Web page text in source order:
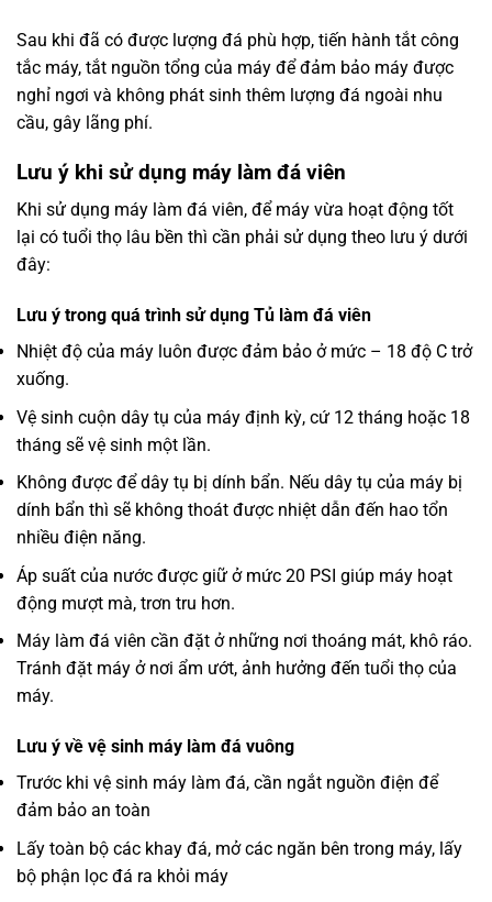
Sau khi đã có được lượng đá phù hợp, tiến hành tắt công
tắc máy, tắt nguồn tổng của máy để đảm bảo máy được
nghỉ ngơi và không phát sinh thêm lượng đá ngoài nhu
cầu, gây lãng phí.
Lưu ý khi sử dụng máy làm đá viên
Khi sử dụng máy làm đá viên, để máy vừa hoạt động tốt
lại có tuổi thọ lâu bền thì cần phải sử dụng theo lưu ý dưới
đây:
Lưu ý trong quá trình sử dụng Tủ làm đá viên
Nhiệt độ của máy luôn được đảm bảo ở mức – 18 độ C trở
xuống.
Vệ sinh cuộn dây tụ của máy định kỳ, cứ 12 tháng hoặc 18
tháng sẽ vệ sinh một lần.
Không được để dây tụ bị dính bẩn. Nếu dây tụ của máy bị
dính bẩn thì sẽ không thoát được nhiệt dẫn đến hao tổn
nhiều điện năng.
Áp suất của nước được giữ ở mức 20 PSI giúp máy hoạt
động mượt mà, trơn tru hơn.
Máy làm đá viên cần đặt ở những nơi thoáng mát, khô ráo.
Tránh đặt máy ở nơi ẩm ướt, ảnh hưởng đến tuổi thọ của
máy.
Lưu ý về vệ sinh máy làm đá vuông
Trước khi vệ sinh máy làm đá, cần ngắt nguồn điện để
đảm bảo an toàn
Lấy toàn bộ các khay đá, mở các ngăn bên trong máy, lấy
bộ phận lọc đá ra khỏi máy